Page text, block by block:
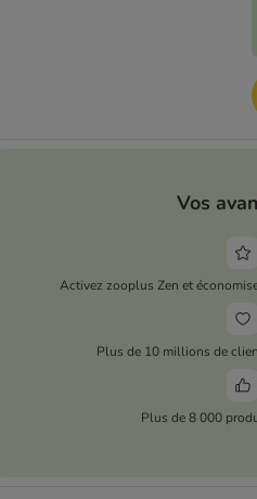
Vos
Activez zooplus Zen et
Plus de 10 millions de
Plus de 8 000